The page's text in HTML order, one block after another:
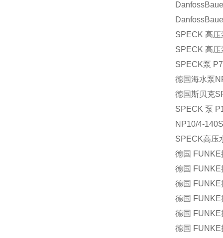
SPECK 高压
SPECK 高压
SPECK泵
德国海水泵
德国斯贝克
SPECK 泵
NP10/4-140S
SPECK高压
德国 FUNKE
德国 FUNKE
德国 FUNKE
德国 FUNKE
德国 FUNKE
德国 FUNKE